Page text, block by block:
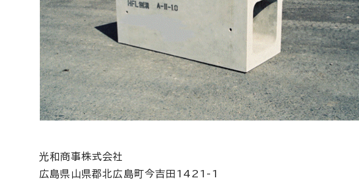
光和商事株式会社
広島県山県郡北広島町今吉田1421-1